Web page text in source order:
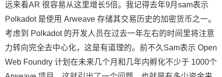
远来看AR 很容易从这里增长5倍。我记得去年9月sam表示
Polkadot 是使用 Arweave 存储其交易历史的加密货币之一。
考虑到 Polkadot 的开发人员在过去一年左右的时间里将注意
力转向完全去中心化，这是有道理的。前不久Sam表示 Open
Web Foundry 计划在未来几个月和几年内孵化不少于 1000个